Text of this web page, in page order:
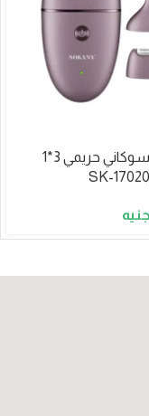
ماكينه سوكاني حريمي 3*1